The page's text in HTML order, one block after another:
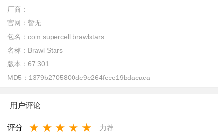
荒野乱斗私人服阵容搭配
第一个图四重伤害选择2个狙+迪克组合 最好至少一个可以开
厂商：
官网： 暂无
包名： com.supercell.brawlstars
名称： Brawl Stars
版本： 67.301
MD5： 1379b2705800de9e264fece19bdacaea
用户评论
评分 ★ ★ ★ ★ ★ 力荐